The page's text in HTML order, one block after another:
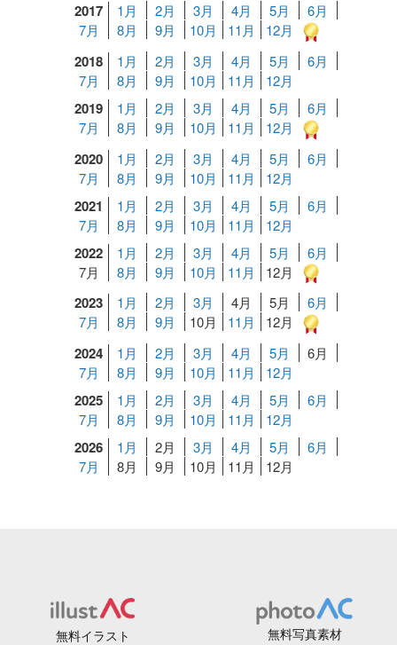
2017 1月 2月 3月 4月 5月
6月
7月
8月 9月 10月 11月 12月
2018 1月 2月 3月 4月 5月
6月
7月
8月 9月 10月 11月 12月
2019 1月 2月 3月 4月 5月
6月
7月
8月 9月 10月 11月 12月
2020 1月 2月 3月 4月 5月
6月
7月
8月 9月 10月 11月 12月
2021 1月 2月 3月 4月 5月
6月
7月
8月 9月 10月 11月 12月
2022 1月 2月 3月 4月 5月
6月
7月
8月 9月 10月 11月 12月
2023 1月 2月 3月 4月 5月
6月
7月
8月 9月 10月 11月 12月
2024 1月 2月 3月 4月 5月
6月
7月
8月 9月 10月 11月 12月
2025 1月 2月 3月 4月 5月
6月
7月
8月 9月 10月 11月 12月
2026 1月 2月 3月 4月 5月
6月
7月
8月 9月 10月 11月 12月
無料イラスト 無料写真素材